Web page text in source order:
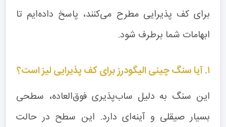
برای کف پذیرایی مطرح می‌کنند، پاسخ داده‌ایم تا
ابهامات شما برطرف شود.
۱. آیا سنگ چینی الیگودرز برای کف پذیرایی لیز است؟
این سنگ به دلیل ساب‌پذیری فوق‌العاده، سطحی
بسیار صیقلی و آینه‌ای دارد. این سطح در حالت